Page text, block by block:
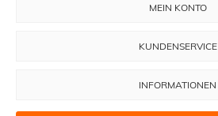
MEIN KONTO
KUNDENSERVICE
INFORMATIONEN